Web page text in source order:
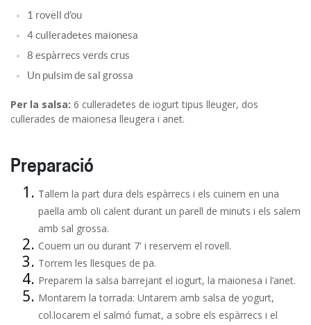
1 rovell d’ou
4 culleradetes maionesa
8 espàrrecs verds crus
Un pulsim de sal grossa
Per la salsa: 6 culleradetes de iogurt tipus lleuger, dos
cullerades de maionesa lleugera i anet.
Preparació
Tallem la part dura dels espàrrecs i els cuinem en una
paella amb oli calent durant un parell de minuts i els salem
amb sal grossa.
Couem un ou durant 7' i reservem el rovell.
Torrem les llesques de pa.
Preparem la salsa barrejant el iogurt, la maionesa i l’anet.
Montarem la torrada: Untarem amb salsa de yogurt,
col.locarem el salmó fumat, a sobre els espàrrecs i el